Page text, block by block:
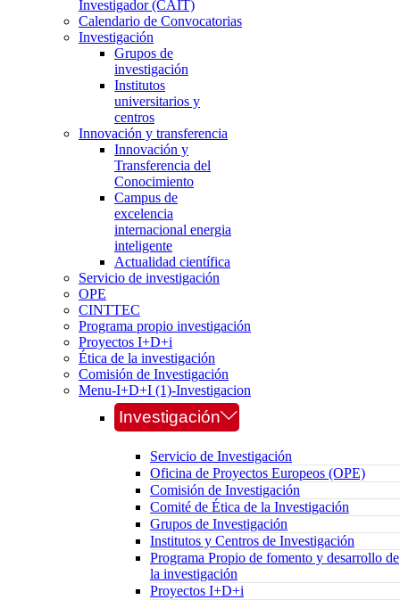
Investigador (CAIT)
Calendario de Convocatorias
Investigación
Grupos de
investigación
Institutos
universitarios y
centros
Innovación y transferencia
Innovación y
Transferencia del
Conocimiento
Campus de
excelencia
internacional energia
inteligente
Actualidad científica
Servicio de investigación
OPE
CINTTEC
Programa propio investigación
Proyectos I+D+i
Ética de la investigación
Comisión de Investigación
Menu-I+D+I (1)-Investigacion
Investigación
Servicio de Investigación
Oficina de Proyectos Europeos (OPE)
Comisión de Investigación
Comité de Ética de la Investigación
Grupos de Investigación
Institutos y Centros de Investigación
Programa Propio de fomento y desarrollo de
la investigación
Proyectos I+D+i